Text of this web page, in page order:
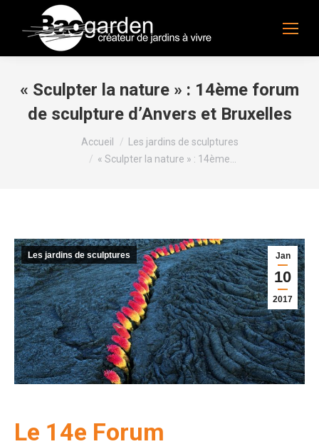
« Sculpter la nature » : 14ème forum
de sculpture d’Anvers et Bruxelles
Vous êtes ici :Accueil
Les jardins de sculptures
« Sculpter la nature » : 14ème…
Jan
10
2017
Les jardins de sculptures
Le 14e Forum